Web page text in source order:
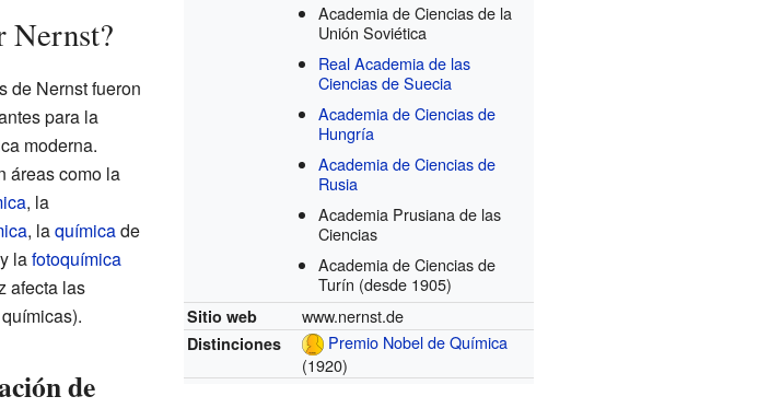
Academia de Ciencias de la
Unión Soviética
Real Academia de las
Ciencias de Suecia
Academia de Ciencias de
Hungría
Academia de Ciencias de
Rusia
Academia Prusiana de las
Ciencias
Academia de Ciencias de
Turín (desde 1905)
Sitio web www.nernst.de
Distinciones
Premio Nobel de Química
(1920)
Nernst?
de Nernst fueron
para la
moderna.
áreas como la
, la
, laquímicade
lafotoquímica
afecta las
de